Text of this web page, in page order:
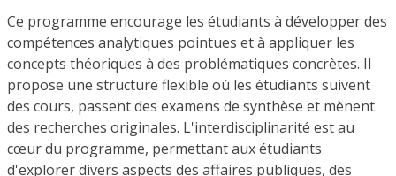
Ce programme encourage les étudiants à développer des
compétences analytiques pointues et à appliquer les
concepts théoriques à des problématiques concrètes. Il
propose une structure flexible où les étudiants suivent
des cours, passent des examens de synthèse et mènent
des recherches originales. L'interdisciplinarité est au
cœur du programme, permettant aux étudiants
d'explorer divers aspects des affaires publiques, des